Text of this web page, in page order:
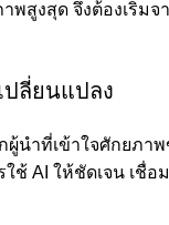
พสูงสุด จึงต้องเริ่ม
ปลี่ยนแปลง
นำที่เข้าใจศักยภ
ช้ AI ให้ชัดเจน เชื่